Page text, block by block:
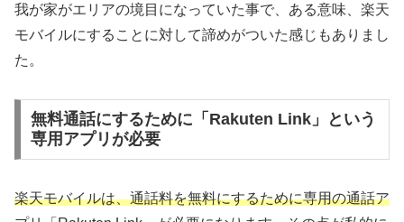
我が家がエリアの境目になっていた事で、ある意味、楽天
モバイルにすることに対して諦めがついた感じもありまし
た。
無料通話にするために「Rakuten Link」という
専用アプリが必要
楽天モバイルは、通話料を無料にするために専用の通話ア